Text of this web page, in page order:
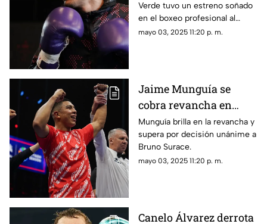
enciende la ilusión
mexicana
Verde tuvo un estreno soñado
en el boxeo profesional al
vencer por nocaut técnico en
mayo 03, 2025 11:20 p. m.
Jaime Munguía se
cobra revancha en
Arabia Saudita y le
quita el invicto a Bruno
Surace
Munguía brilla en la revancha y
supera por decisión unánime a
Bruno Surace.
mayo 03, 2025 11:20 p. m.
Canelo Álvarez derrota